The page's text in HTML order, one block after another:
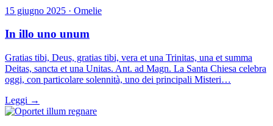
15 giugno 2025 · Omelie
In illo uno unum
Gratias tibi, Deus, gratias tibi, vera et una Trinitas, una et summa
Deitas, sancta et una Unitas. Ant. ad Magn. La Santa Chiesa celebra
oggi, con particolare solennità, uno dei principali Misteri…
Leggi →